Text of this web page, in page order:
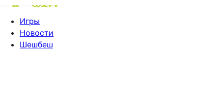
Игры
Новости
Шешбеш